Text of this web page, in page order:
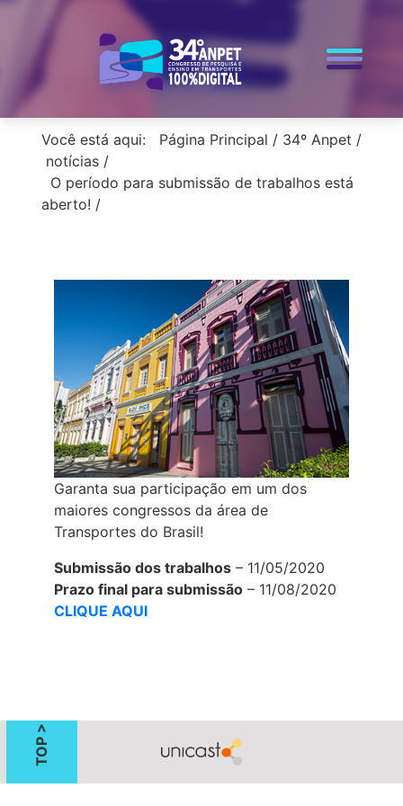
< voltar para a home
Você está aqui: Página Principal / 34º Anpet /
notícias /
O período para submissão de trabalhos está
aberto! /
Garanta sua participação em um dos
maiores congressos da área de
Transportes do Brasil!
Submissão dos trabalhos – 11/05/2020
Prazo final para submissão – 11/08/2020
CLIQUE AQUI
TOP >